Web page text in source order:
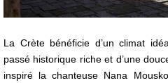
La Crète bénéficie d’un climat
passé historique riche et d’une
inspiré la chanteuse Nana